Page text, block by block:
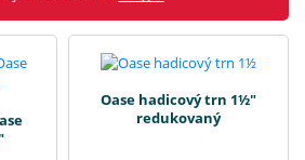
Oase hadicový trn 1½"
redukovaný